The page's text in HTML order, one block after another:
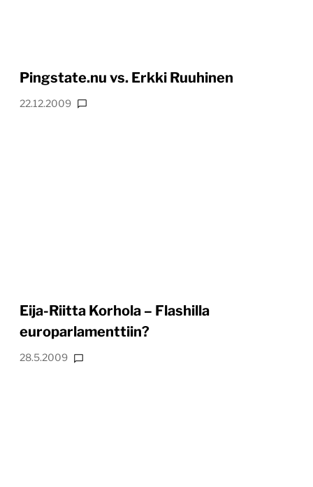
Pingstate.nu vs. Erkki Ruuhinen
22.12.2009
Eija-Riitta Korhola – Flashilla
europarlamenttiin?
28.5.2009